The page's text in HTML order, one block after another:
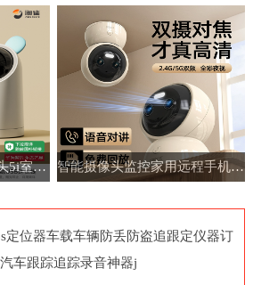
华为智选海雀智能摄像头5i室内家用手机远程360°无线监控摄像机 智能摄像头监控家用远程手机带语音360度高清夜视室内无线免插电
定位器车载车辆防丢防盗追跟定仪器订
车跟踪追踪录音神器j